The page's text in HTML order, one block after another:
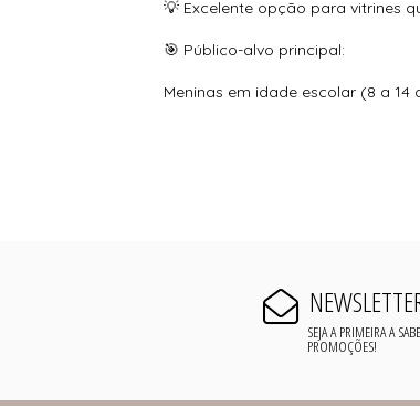
💡 Excelente opção para vitrines
🎯 Público-alvo principal:
Meninas em idade escolar (8 a
SEJA A PRIMEIRA A
PROMOÇÕES!